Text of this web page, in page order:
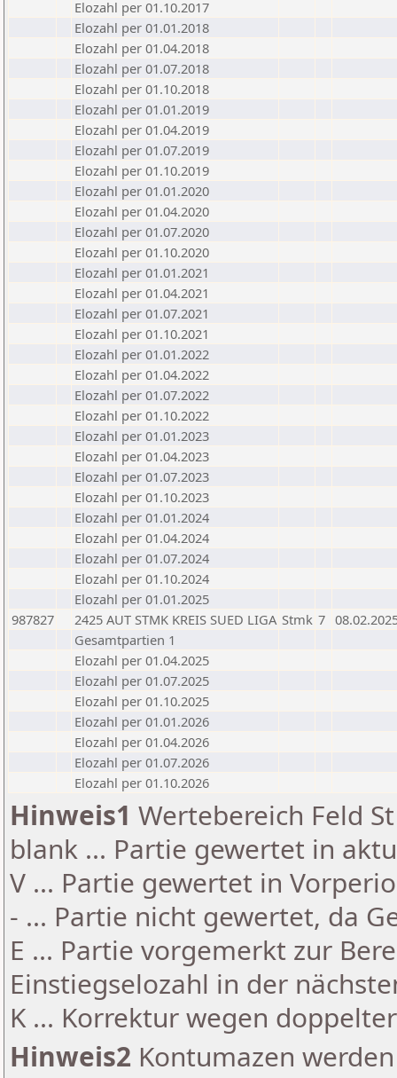
Elozahl per 01.10.2017
Elozahl per 01.01.2018
Elozahl per 01.04.2018
Elozahl per 01.07.2018
Elozahl per 01.10.2018
Elozahl per 01.01.2019
Elozahl per 01.04.2019
Elozahl per 01.07.2019
Elozahl per 01.10.2019
Elozahl per 01.01.2020
Elozahl per 01.04.2020
Elozahl per 01.07.2020
Elozahl per 01.10.2020
Elozahl per 01.01.2021
Elozahl per 01.04.2021
Elozahl per 01.07.2021
Elozahl per 01.10.2021
Elozahl per 01.01.2022
Elozahl per 01.04.2022
Elozahl per 01.07.2022
Elozahl per 01.10.2022
Elozahl per 01.01.2023
Elozahl per 01.04.2023
Elozahl per 01.07.2023
Elozahl per 01.10.2023
Elozahl per 01.01.2024
Elozahl per 01.04.2024
Elozahl per 01.07.2024
Elozahl per 01.10.2024
Elozahl per 01.01.2025
987827
2425 AUT STMK KREIS SUED LIGA Stmk 7
Gesamtpartien 1
Elozahl per 01.04.2025
Elozahl per 01.07.2025
Elozahl per 01.10.2025
Elozahl per 01.01.2026
Elozahl per 01.04.2026
Elozahl per 01.07.2026
Elozahl per 01.10.2026
Hinweis1 Wertebereich Feld
blank ... Partie gewertet in
V ... Partie gewertet in
- ... Partie nicht gewertet, da
E ... Partie vorgemerkt zur
Einstiegselozahl in der
K ... Korrektur wegen
Hinweis2 Kontumazen